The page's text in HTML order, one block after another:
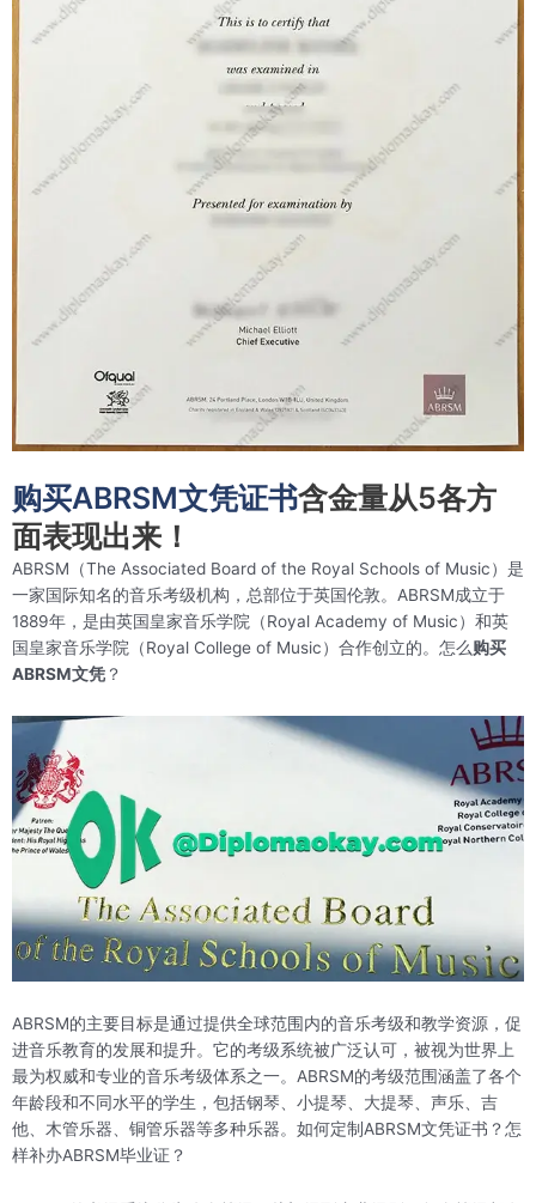
购买ABRSM文凭证书含金量从5各方
面表现出来！
ABRSM（The Associated Board of the Royal Schools of Music）是
一家国际知名的音乐考级机构，总部位于英国伦敦。ABRSM成立于
1889年，是由英国皇家音乐学院（Royal Academy of Music）和英
国皇家音乐学院（Royal College of Music）合作创立的。怎么购买
ABRSM文凭 ？
ABRSM的主要目标是通过提供全球范围内的音乐考级和教学资源，促
进音乐教育的发展和提升。它的考级系统被广泛认可，被视为世界上
最为权威和专业的音乐考级体系之一。ABRSM的考级范围涵盖了各个
年龄段和不同水平的学生，包括钢琴、小提琴、大提琴、声乐、吉
他、木管乐器、铜管乐器等多种乐器。如何定制ABRSM文凭证书？怎
样补办ABRSM毕业证？